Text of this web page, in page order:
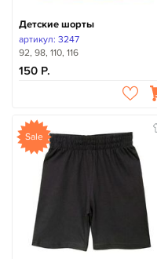
Детские шорты
артикул: 3247
92, 98, 110, 116
150
Sale